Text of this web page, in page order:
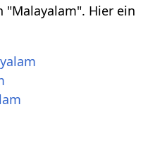
"Malayalam". Hier ein